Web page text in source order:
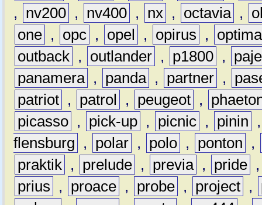
,
nv200 , nv400 , nx , octavia ,
one , opc , opel , opirus ,
optima
outback , outlander , p1800 ,
panamera , panda , partner ,
patriot , patrol , peugeot ,
picasso , pick-up , picnic , pinin
flensburg
, polar , polo , ponton
,
praktik , prelude , previa , pride
prius
, proace , probe , project ,